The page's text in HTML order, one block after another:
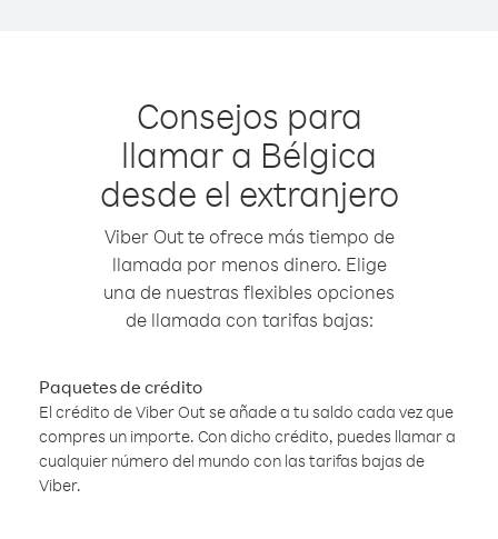
Consejos para
llamar a Bélgica
desde el extranjero
Viber Out te ofrece más tiempo de
llamada por menos dinero. Elige
una de nuestras flexibles opciones
de llamada con tarifas bajas:
Paquetes de crédito
El crédito de Viber Out se añade a tu saldo cada vez que
compres un importe. Con dicho crédito, puedes llamar a
cualquier número del mundo con las tarifas bajas de
Viber.